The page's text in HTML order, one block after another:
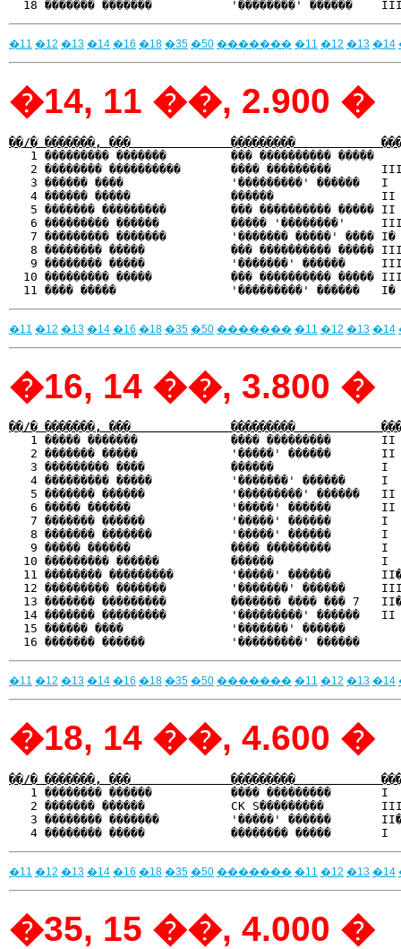
�11 �12 �13 �14 �16 �18 �35 �50 ������� �11 �12 �13 �14
�14, 11 ��, 2.900 �
��/� �������, ���              ���������            ����
1 ��������� �������         ��� ����������
2 �������� ����������       ���� ���������
3 ������ ����               '���������' ������
4 ������ �����              ������
5 ������� ���������         ��� ���������� �����
6 ��������� ������          �����
7 ��������� �������
8 �������� �����            ���
9 �������� �����
10 ��������� �����           ���
�11 �12 �13 �14 �16 �18 �35 �50 ������� �11 �12 �13 �14
�16, 14 ��, 3.800 �
��/� �������, ���              ���������            ����
1 ����� �������             ���� ���������
2 ������� �����             '�����' ������
3 ��������� ����            ������
4 ��������� �����           '�������' ������
5 ������� ������            '���������' ������
6 ����� ������              '�����' ������
7 ������� ������            '�����' ������
8 ������� �������           '�����' ������
9 ����� ������              ���� ���������
10 ��������� ������          ������
11 �������� ���������        '�����' ������
12 ��������� �������         '�������' ������
13 ������� ���������         ������� ���� ��� 7
14 ������� ���������         '���������' ������
15 ������ ����               '�������' ������
�11 �12 �13 �14 �16 �18 �35 �50 ������� �11 �12 �13 �14
�18, 14 ��, 4.600 �
��/� �������, ���              ���������            ����
1 �������� ������           ���� ���������
2 ������� ������            CK S���������
3 �������� �������          '�����' ������
�11 �12 �13 �14 �16 �18 �35 �50 ������� �11 �12 �13 �14
�35, 15 ��, 4.000 �